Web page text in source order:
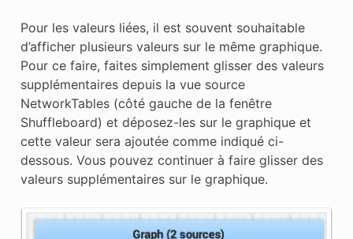
Pour les valeurs liées, il est souvent souhaitable
d’afficher plusieurs valeurs sur le même graphique.
Pour ce faire, faites simplement glisser des valeurs
supplémentaires depuis la vue source
NetworkTables (côté gauche de la fenêtre
Shuffleboard) et déposez-les sur le graphique et
cette valeur sera ajoutée comme indiqué ci-
dessous. Vous pouvez continuer à faire glisser des
valeurs supplémentaires sur le graphique.